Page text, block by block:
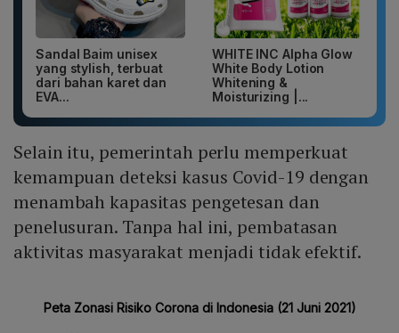
Sandal Baim unisex
yang stylish, terbuat
dari bahan karet dan
EVA...
WHITE INC Alpha Glow
White Body Lotion
Whitening &
Moisturizing |...
Selain itu, pemerintah perlu memperkuat
kemampuan deteksi kasus Covid-19 dengan
menambah kapasitas pengetesan dan
penelusuran. Tanpa hal ini, pembatasan
aktivitas masyarakat menjadi tidak efektif.